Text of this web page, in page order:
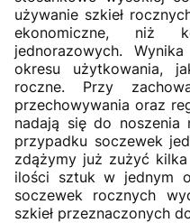
używanie szkieł
ekonomiczne, niż
jednorazowych.
okresu użytkowania,
roczne. Przy
przechowywania oraz
nadają się do noszenia
przypadku soczewek
zdążymy już zużyć
ilości sztuk w jednym
soczewek rocznych
szkieł przeznaczonych